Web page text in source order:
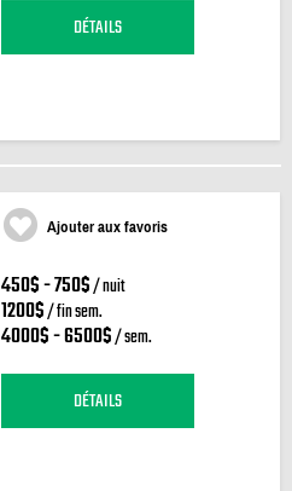
DÉTAILS
Ajouter aux favoris
450$ - 750$/ nuit
1200$/ fin sem.
4000$ - 6500$/ sem.
DÉTAILS